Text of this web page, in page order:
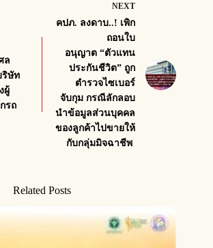
ล
ริษัท
ผู้
รถ
NEXT
คปภ. ลงดาบ..! เพิก
ถอนใบ
อนุญาต “ตัวแทน
ประกันชีวิต” ถูก
ตำรวจไซเบอร์
จับกุม กรณีลักลอบ
นำข้อมูลส่วนบุคคล
ของลูกค้าไปขายให้
กับกลุ่มมิจฉาชีพ
Related Posts